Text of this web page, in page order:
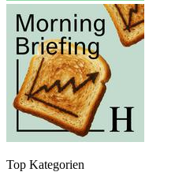
Top Kategorien